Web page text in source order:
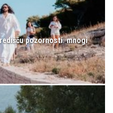
pozornosti: mnogi